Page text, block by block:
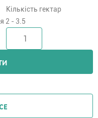
Кількість гектар
2 - 3.5